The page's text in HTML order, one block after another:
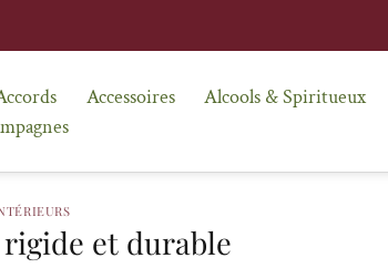
Accessoires Alcools & Spiritueux
rigide et durable